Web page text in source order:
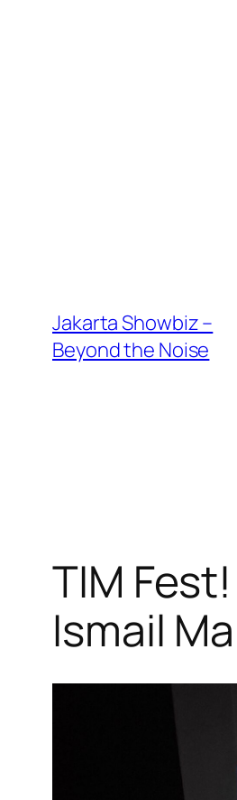
Jakarta Showbiz –
Beyond the Noise
TIM
Ismail